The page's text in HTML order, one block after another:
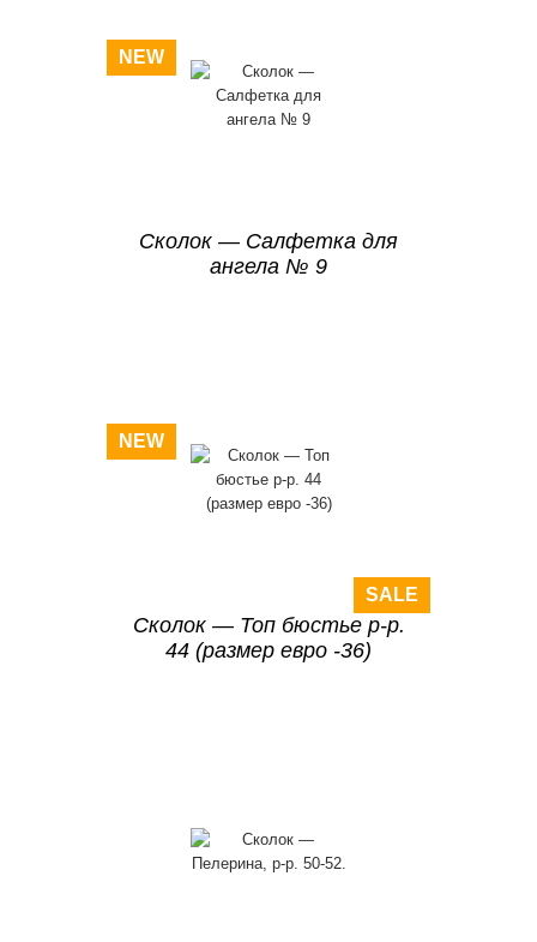
NEW
Сколок — Салфетка для
ангела № 9
NEW
SALE
Сколок — Топ бюстье р-р.
44 (размер евро -36)